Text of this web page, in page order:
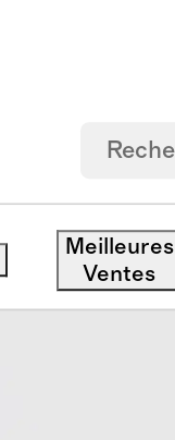
Meilleures
Ventes
Meilleures ventes